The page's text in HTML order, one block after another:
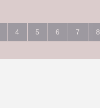
4 5 6 7 8